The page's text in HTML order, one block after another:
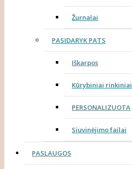
Žurnalai
PASIDARYK PATS
Iškarpos
Kūrybiniai rinkiniai
PERSONALIZUOTA
Siuvinėjimo failai
PASLAUGOS